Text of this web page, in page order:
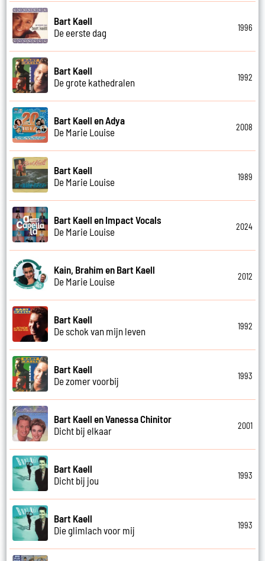
Bart Kaell
De eerste dag
1996
Bart Kaell
De grote kathedralen
1992
Bart Kaell en Adya
De Marie Louise
2008
Bart Kaell
De Marie Louise
1989
Bart Kaell en Impact Vocals
De Marie Louise
2024
Kain, Brahim en Bart Kaell
De Marie Louise
2012
Bart Kaell
De schok van mijn leven
1992
Bart Kaell
De zomer voorbij
1993
Bart Kaell en Vanessa Chinitor
Dicht bij elkaar
2001
Bart Kaell
Dicht bij jou
1993
Bart Kaell
Die glimlach voor mij
1993